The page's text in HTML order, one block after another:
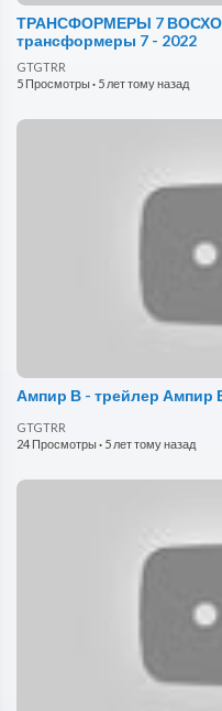
ТРАНСФОРМЕРЫ 7
трансформеры 7 - 2022
GTGTRR
5 Просмотры· 5 лет тому назад
Ампир В - трейлер
GTGTRR
24 Просмотры· 5 лет тому назад